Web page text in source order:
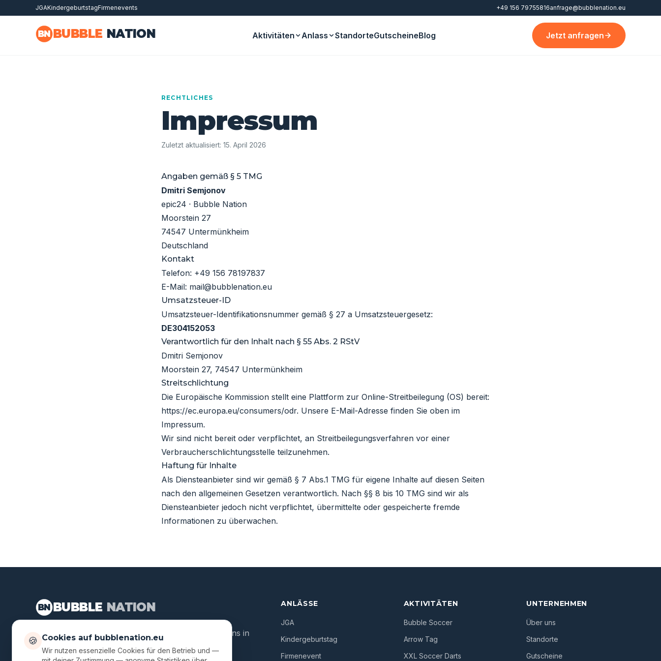
Zum Hauptinhalt springen
JGAKindergeburtstagFirmenevents +49 156 79755816anfrage@bubblenation.eu
BN BUBBLE NATION Aktivitäten Anlass StandorteGutscheineBlog Jetzt anfragen
RECHTLICHES
Impressum
Zuletzt aktualisiert: 15. April 2026
Angaben gemäß § 5 TMG
Dmitri Semjonov
epic24 · Bubble Nation
Moorstein 27
74547 Untermünkheim
Deutschland
Kontakt
Telefon: +49 156 78197837
E-Mail: mail@bubblenation.eu
Umsatzsteuer-ID
Umsatzsteuer-Identifikationsnummer gemäß § 27 a Umsatzsteuergesetz:
DE304152053
Verantwortlich für den Inhalt nach § 55 Abs. 2 RStV
Dmitri Semjonov
Moorstein 27, 74547 Untermünkheim
Streitschlichtung
Die Europäische Kommission stellt eine Plattform zur Online-Streitbeilegung (OS) bereit:
https://ec.europa.eu/consumers/odr. Unsere E-Mail-Adresse finden Sie oben im
Impressum.
Wir sind nicht bereit oder verpflichtet, an Streitbeilegungsverfahren vor einer
Verbraucherschlichtungsstelle teilzunehmen.
Haftung für Inhalte
Als Diensteanbieter sind wir gemäß § 7 Abs.1 TMG für eigene Inhalte auf diesen Seiten
nach den allgemeinen Gesetzen verantwortlich. Nach §§ 8 bis 10 TMG sind wir als
Diensteanbieter jedoch nicht verpflichtet, übermittelte oder gespeicherte fremde
Informationen zu überwachen.
BN BUBBLE NATION
Action-Events für jeden Anlass. Seit 2014 an Locations in
ganz Deutschland deutschlandweit.
ANLÄSSE
JGA
Kindergeburtstag
Firmenevent
AKTIVITÄTEN
Bubble Soccer
Arrow Tag
XXL Soccer Darts
UNTERNEHMEN
Über uns
Standorte
Gutscheine
🍪 Cookies auf bubblenation.eu
Wir nutzen essenzielle Cookies für den Betrieb und —